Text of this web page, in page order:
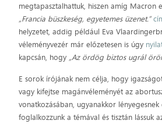
megtapasztalhattuk, hiszen amíg Macron
„Francia büszkeség, egyetemes üzenet.”
helyzetet, addig például Eva
véleményvezér már előzetesen is úgy
kapcsán, hogy „Az ördög biztos ugrál
E sorok írójának nem célja, hogy
vagy kifejtse magánvéleményét az
vonatkozásában, ugyanakkor
foglalkozzunk a témával és tisztán lássuk